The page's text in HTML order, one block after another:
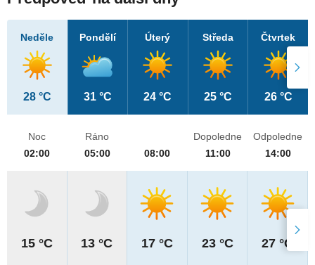
Neděle
28 °C
Pondělí
31 °C
Úterý
24 °C
Středa
25 °C
Čtvrtek
26 °C
Noc
02:00
15 °C
Ráno
05:00
13 °C
08:00
17 °C
Dopoledne
11:00
23 °C
Odpoledne
14:00
27 °C